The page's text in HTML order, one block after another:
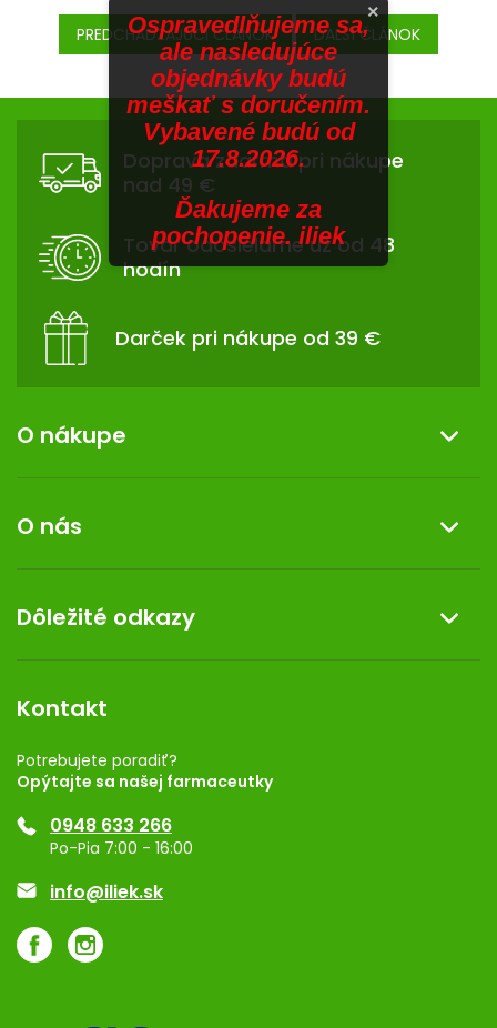
PREDCHÁDZAJÚCI ČLÁNOK ĎALŠÍ ČLÁNOK
Doprava zdarma pri nákupe
nad 49 €
Tovar odosielame už od 48
hodín
Darček pri nákupe od 39 €
O nákupe
Reklamácia a vrátenie tovaru
Doprava a platba
Darček k nákupu
Obchodné podmienky
O nás
Kontakt
Dermocentrum
Dôležité odkazy
Rozhodnutie na prevádzku
Registrácia
Ponuka pre firmy
Značky
Kontakt
Potrebujete poradiť?
Opýtajte sa našej farmaceutky
0948 633 266
Po-Pia 7:00 - 16:00
info@iliek.sk
×
Ospravedlňujeme sa,
ale nasledujúce
objednávky budú
meškať s doručením.
Vybavené budú od
17.8.2026.
Ďakujeme za
pochopenie. iliek